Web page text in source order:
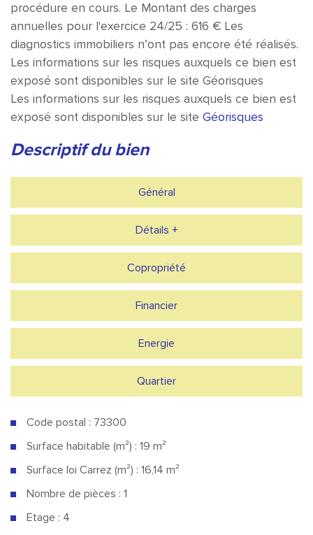
procédure en cours. Le Montant des charges
annuelles pour l'exercice 24/25 : 616 € Les
diagnostics immobiliers n’ont pas encore été réalisés.
Les informations sur les risques auxquels ce bien est
exposé sont disponibles sur le site Géorisques
Les informations sur les risques auxquels ce bien est
exposé sont disponibles sur le site Géorisques
descriptif du bien
Général
Détails +
Copropriété
Financier
Energie
Quartier
Code postal : 73300
Surface habitable (m²) : 19 m²
Surface loi Carrez (m²) : 16,14 m²
Nombre de pièces : 1
Etage : 4